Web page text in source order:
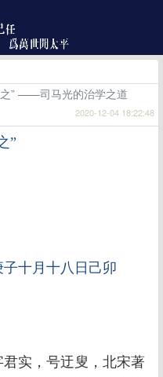
之” ——司马光的治学之道
2020-12-04 18:22:48
”
十月十八日己卯
实，号迂叟，北宋著